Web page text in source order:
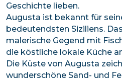
Geschichte lieben.
Augusta ist bekannt für
bedeutendsten Siziliens.
malerische Gegend mit
die köstliche lokale Küche
Die Küste von Augusta
wunderschöne Sand- und